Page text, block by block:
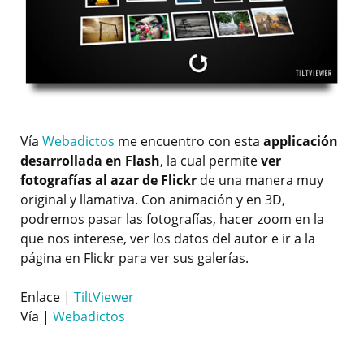
Vía Webadictos me encuentro con esta applicación
desarrollada en Flash, la cual permitever
fotografías al azar de Flickr de una manera muy
original y llamativa. Con animación y en 3D,
podremos pasar las fotografías, hacer zoom en la
que nos interese, ver los datos del autor e ir a la
página en Flickr para ver sus galerías.
Enlace | TiltViewer
Vía | Webadictos